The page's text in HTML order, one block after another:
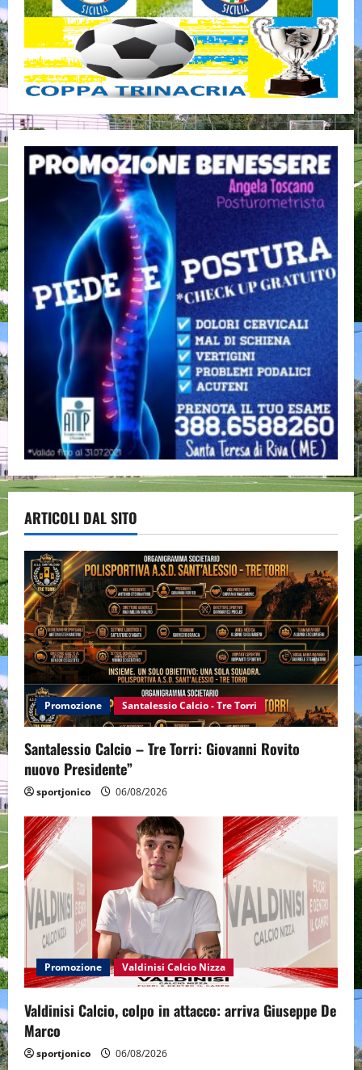
ARTICOLI DAL SITO
Promozione Santalessio Calcio - Tre Torri
Santalessio Calcio – Tre Torri: Giovanni Rovito
nuovo Presidente”
sportjonico 06/08/2026
Promozione Valdinisi Calcio Nizza
Valdinisi Calcio, colpo in attacco: arriva Giuseppe De
Marco
sportjonico 06/08/2026